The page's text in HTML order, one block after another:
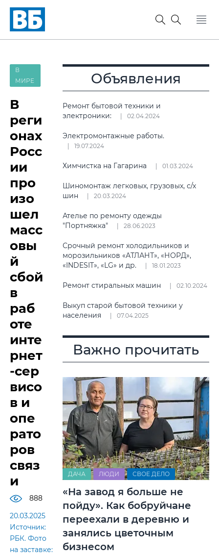
В
МИРЕ
В
реги
онах
Росс
ии
про
изо
шел
масс
овы
й
сбой
в
раб
оте
инте
рнет
-сер
висо
в и
опе
рато
ров
связ
и
888
20.03.2025
Источник:
РБК. Фото
на заставке:
Объявления
Ремонт бытовой техники и
электроники:
02.04.2024
Электромонтажные работы.
19.07.2024
Химчистка на Гагарина 01.03.2024
Шиномонтаж легковых, грузовых, с/х
шин
20.03.2024
Ателье по ремонту одежды
"Портняжка"
28.06.2023
Срочный ремонт холодильников и
морозильников «АТЛАНТ», «НОРД»,
«INDESIT», «LG» и др.
18.01.2023
Ремонт стиральных машин 02.10.2024
Выкуп старой бытовой техники у
населения
07.04.2025
Важно прочитать
ДАЧА ЛЮДИ СВОЕ ДЕЛО
«На завод я больше не
пойду». Как бобруйчане
переехали в деревню и
занялись цветочным
бизнесом